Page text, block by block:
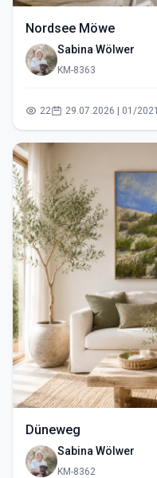
Nordsee Möwe
Sabina Wölwer
KM-8363
22 29.07.2026 | 01/2021
Düneweg
Sabina Wölwer
KM-8362